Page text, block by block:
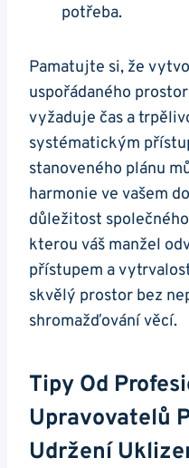
potřeba.
Pamatujte si, že
uspořádaného
vyžaduje čas a
systématickým
stanoveného plánu
harmonie ve vašem
důležitost
kterou váš manžel
přístupem a
skvělý prostor bez
shromažďování věcí.
Tipy Od
Upravovatelů
Udržení